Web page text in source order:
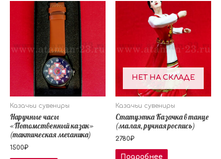
Казачьи сувениры
Наручные часы
«Потомственный казак»
(тактическая механика)
1500₽
НЕТ НА СКЛАДЕ
Казачьи сувениры
Статуэтка Казачка в танце
(малая, ручная роспись)
2780₽
Подробнее